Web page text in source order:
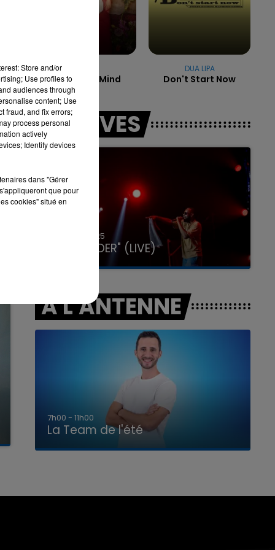
LA TEAM DE L'ÉTÉ
One Track Mind
DUA LIPA
Don't Start Now
LES LIVES
31 janvier 2025
GIMS "SPIDER" (LIVE)
A L'ANTENNE
7h00 - 11h00
La Team de l'été
Store and/or
Use profiles to
audiences through
content; Use
fraud, and fix errors;
process personal
actively
Identify devices
dans "Gérer
que pour
cookies" situé en